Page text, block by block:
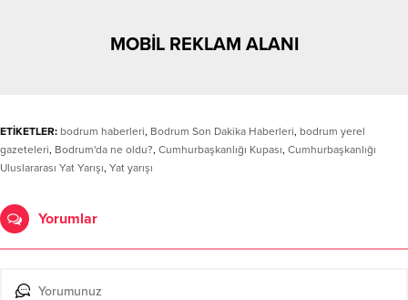
MOBİL REKLAM ALANI
ETİKETLER: bodrum haberleri, Bodrum Son Dakika Haberleri, bodrum yerel
gazeteleri, Bodrum'da ne oldu?, Cumhurbaşkanlığı Kupası, Cumhurbaşkanlığı
Uluslararası Yat Yarışı, Yat yarışı
Yorumlar